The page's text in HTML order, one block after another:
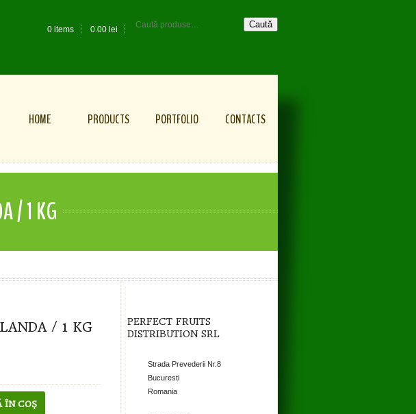
0 items 0.00 lei Caută
HOME PRODUCTS PORTFOLIO CONTACTS
/ 1 KG
/ 1 KG
ÎN COȘ
PERFECT FRUITS
DISTRIBUTION SRL
Strada Prevederii Nr.8
Bucuresti
Romania